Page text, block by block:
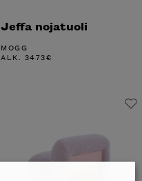
Jeffa nojatuoli
MOGG
ALK. 3473€